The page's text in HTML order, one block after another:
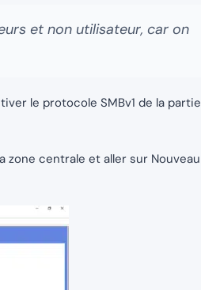
et non utilisateur, car on
le protocole SMBv1 de la partie
centrale et aller sur Nouveau